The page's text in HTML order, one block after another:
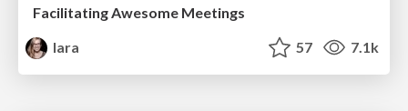
Facilitating Awesome Meetings
lara
57 7.1k